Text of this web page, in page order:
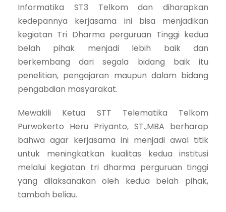
Informatika ST3 Telkom dan diharapkan
kedepannya kerjasama ini bisa menjadikan
kegiatan Tri Dharma perguruan Tinggi kedua
belah pihak menjadi lebih baik dan
berkembang dari segala bidang baik itu
penelitian, pengajaran maupun dalam bidang
pengabdian masyarakat.
Mewakili Ketua STT Telematika Telkom
Purwokerto Heru Priyanto, ST.,MBA berharap
bahwa agar kerjasama ini menjadi awal titik
untuk meningkatkan kualitas kedua institusi
melalui kegiatan tri dharma perguruan tinggi
yang dilaksanakan oleh kedua belah pihak,
tambah beliau.